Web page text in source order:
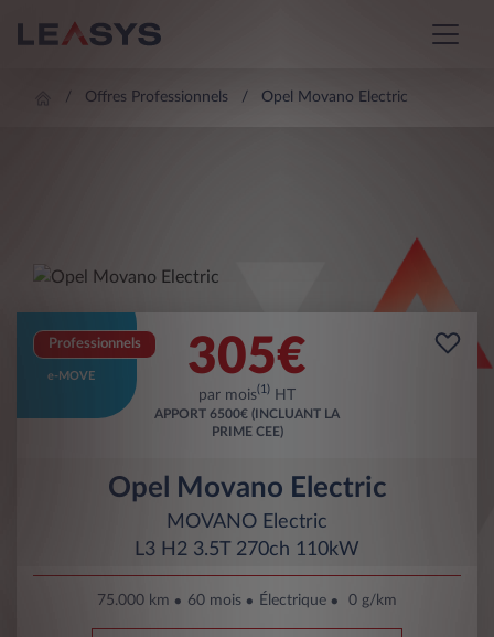
Offres Professionnels Opel Movano Electric
Professionnels
e-MOVE 305€
par mois(1) HT
APPORT 6500€ (INCLUANT LA
PRIME CEE)
Opel Movano Electric
MOVANO Electric
L3 H2 3.5T 270ch 110kW
75.000 km 60 mois Électrique 0 g/km